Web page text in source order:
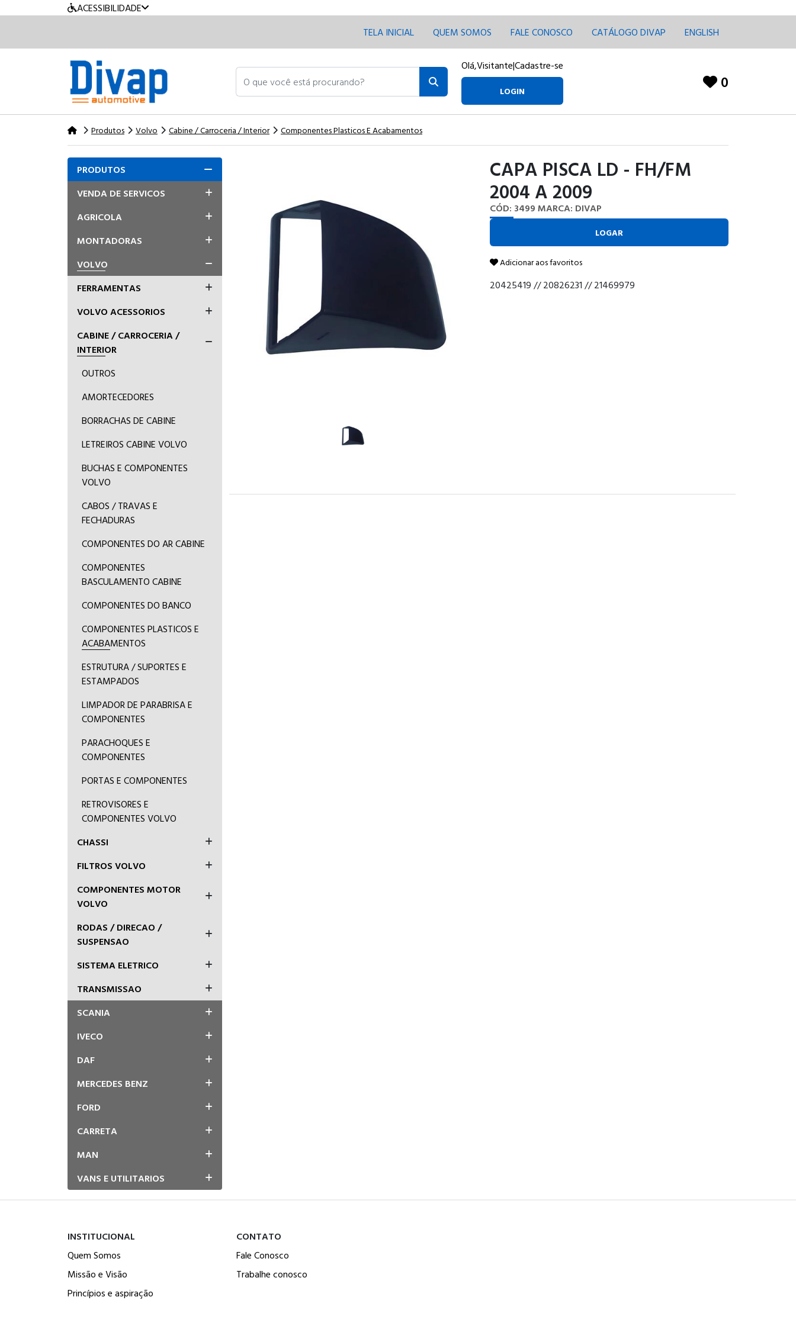
ACESSIBILIDADE
TELA INICIAL
QUEM SOMOS FALE CONOSCO CATÁLOGO DIVAP ENGLISH
O que você está procurando? Olá,Visitante|Cadastre-se
LOGIN 0
Produtos Volvo Cabine / Carroceria / Interior Componentes Plasticos E Acabamentos
PRODUTOS
VENDA DE SERVICOS
AGRICOLA
MONTADORAS
VOLVO
FERRAMENTAS
VOLVO ACESSORIOS
CABINE / CARROCERIA /
INTERIOR
OUTROS
AMORTECEDORES
BORRACHAS DE CABINE
LETREIROS CABINE VOLVO
BUCHAS E COMPONENTES
VOLVO
CABOS / TRAVAS E
FECHADURAS
COMPONENTES DO AR CABINE
COMPONENTES
BASCULAMENTO CABINE
COMPONENTES DO BANCO
COMPONENTES PLASTICOS E
ACABAMENTOS
ESTRUTURA / SUPORTES E
ESTAMPADOS
LIMPADOR DE PARABRISA E
COMPONENTES
PARACHOQUES E
COMPONENTES
PORTAS E COMPONENTES
RETROVISORES E
COMPONENTES VOLVO
CHASSI
FILTROS VOLVO
COMPONENTES MOTOR
VOLVO
RODAS / DIRECAO /
SUSPENSAO
SISTEMA ELETRICO
TRANSMISSAO
SCANIA
IVECO
DAF
MERCEDES BENZ
FORD
CARRETA
MAN
VANS E UTILITARIOS
CAPA PISCA LD - FH/FM
2004 A 2009
CÓD: 3499 MARCA: DIVAP
LOGAR
Adicionar aos favoritos
20425419 // 20826231 // 21469979
INSTITUCIONAL
Quem Somos
Missão e Visão
Princípios e aspiração
CONTATO
Fale Conosco
Trabalhe conosco